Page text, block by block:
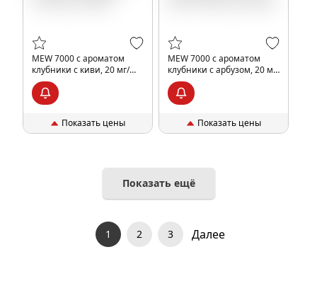
MEW 7000 с ароматом
клубники с киви, 20 мг/
см3, 14 мл, шт, 20%
Показать цены
MEW 7000 с ароматом
клубники с арбузом, 20 мг/
см3, 14 мл, шт, 20%
Показать цены
Показать ещё
1 2 3 Далее